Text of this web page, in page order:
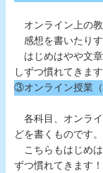
オンライン上の教
感想を書いたりす
はじめはやや文
しずつ慣れてきます
③オンライン授業（
各科目、オンライ
どを書くものです。
こちらもはじめは
ずつ慣れてきます！